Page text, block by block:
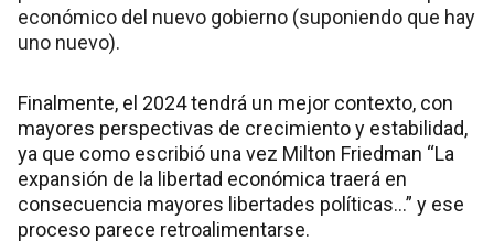
económico del nuevo gobierno (suponiendo que hay
uno nuevo).
Finalmente, el 2024 tendrá un mejor contexto, con
mayores perspectivas de crecimiento y estabilidad,
ya que como escribió una vez Milton Friedman “La
expansión de la libertad económica traerá en
consecuencia mayores libertades políticas…” y ese
proceso parece retroalimentarse.